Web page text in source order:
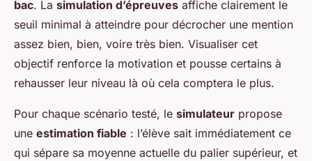
bac. La simulation d’épreuves affiche clairement le
seuil minimal à atteindre pour décrocher une mention
assez bien, bien, voire très bien. Visualiser cet
objectif renforce la motivation et pousse certains à
rehausser leur niveau là où cela comptera le plus.
Pour chaque scénario testé, le simulateur propose
une estimation fiable : l’élève sait immédiatement ce
qui sépare sa moyenne actuelle du palier supérieur, et